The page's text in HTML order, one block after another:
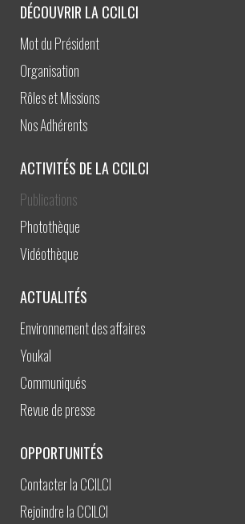
DÉCOUVRIR LA CCILCI
Mot du Président
Organisation
Rôles et Missions
Nos Adhérents
ACTIVITÉS DE LA CCILCI
Publications
Photothèque
Vidéothèque
ACTUALITÉS
Environnement des affaires
Youkal
Communiqués
Revue de presse
OPPORTUNITÉS
Contacter la CCILCI
Rejoindre la CCILCI